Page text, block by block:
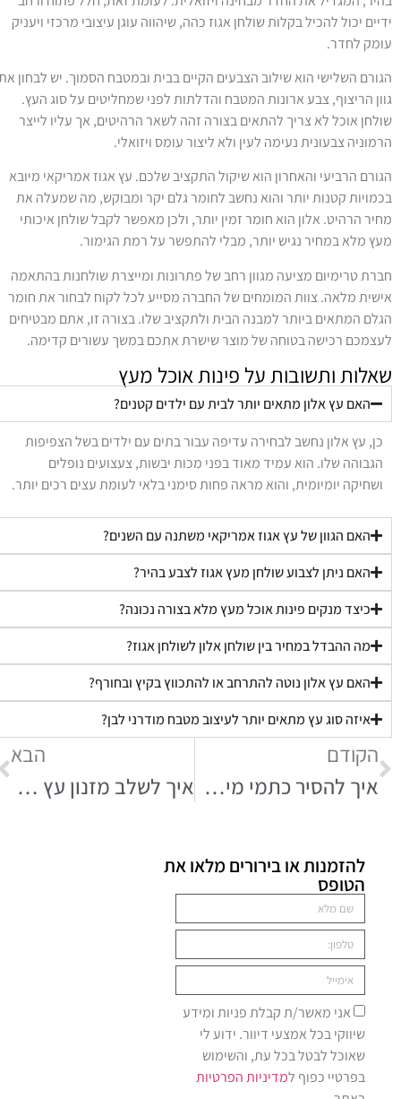
יכול להכיל בקלות שולחן אגוז כהה, שיהווה עוגן עיצובי מרכזי ויעניק
לחדר.
השלישי הוא שילוב הצבעים הקיים בבית ובמטבח הסמוך. יש לבחון את
הריצוף, צבע ארונות המטבח והדלתות לפני שמחליטים על סוג העץ.
אוכל לא צריך להתאים בצורה זהה לשאר הרהיטים, אך עליו לייצר
צבעונית נעימה לעין ולא ליצור עומס ויזואלי.
הרביעי והאחרון הוא שיקול התקציב שלכם. עץ אגוז אמריקאי מיובא
קטנות יותר והוא נחשב לחומר גלם יקר ומבוקש, מה שמעלה את
הרהיט. אלון הוא חומר זמין יותר, ולכן מאפשר לקבל שולחן איכותי
מלא במחיר נגיש יותר, מבלי להתפשר על רמת הגימור.
טרימיום מציעה מגוון רחב של פתרונות ומייצרת שולחנות בהתאמה
מלאה. צוות המומחים של החברה מסייע לכל לקוח לבחור את חומר
המתאים ביותר למבנה הבית ולתקציב שלו. בצורה זו, אתם מבטיחים
רכישה בטוחה של מוצר שישרת אתכם במשך עשורים קדימה.
ותשובות על פינות אוכל מעץ
האם עץ אלון מתאים יותר לבית עם ילדים קטנים?
כן, עץ אלון נחשב לבחירה עדיפה עבור בתים עם ילדים בשל הצפיפות
הגבוהה שלו. הוא עמיד מאוד בפני מכות יבשות, צעצועים נופלים
ושחיקה יומיומית, והוא מראה פחות סימני בלאי לעומת עצים רכים יותר.
האם הגוון של עץ אגוז אמריקאי משתנה עם השנים?
האם ניתן לצבוע שולחן מעץ אגוז לצבע בהיר?
כיצד מנקים פינות אוכל מעץ מלא בצורה נכונה?
מה ההבדל במחיר בין שולחן אלון לשולחן אגוז?
האם עץ אלון נוטה להתרחב או להתכווץ בקיץ ובחורף?
איזה סוג עץ מתאים יותר לעיצוב מטבח מודרני לבן?
הקודם
איך להסיר כתמי מים משולחן אוכל עץ מלא
הבא
איך לשלב מזנון עץ אלון טבעי בסלון עם ריצוף אפור כהה כדי שלא יראה מיושן?
להזמנות או בירורים מלאו את
הטופס
אני מאשר/ת קבלת פניות ומידע
שיווקי בכל אמצעי דיוור. ידוע לי
שאוכל לבטל בכל עת, והשימוש
בפרטיי כפוף למדיניות הפרטיות